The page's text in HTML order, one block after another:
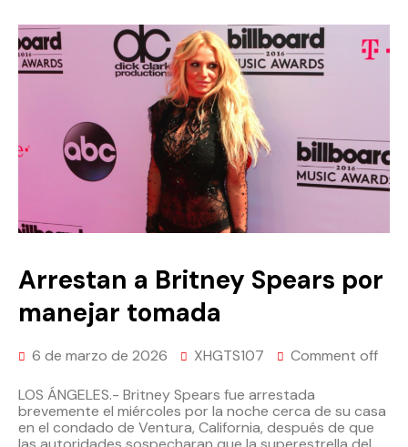
Arrestan a Britney Spears por
manejar tomada
6 de marzo de 2026 XHGTS107 Comment off
LOS ÁNGELES.- Britney Spears fue arrestada
brevemente el miércoles por la noche cerca de su casa
en el condado de Ventura, California, después de que